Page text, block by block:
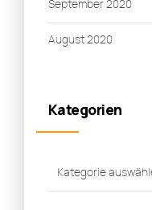
September 2020
August 2020
Kategorien